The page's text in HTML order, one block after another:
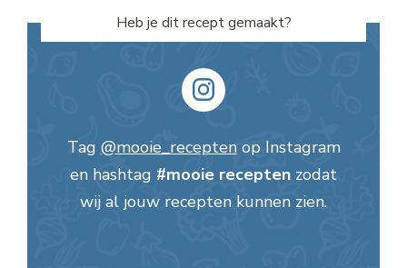
Heb je dit recept gemaakt?
Tag @mooie_receptenop Instagram
en hashtag #mooie recepten zodat
wij al jouw recepten kunnen zien.